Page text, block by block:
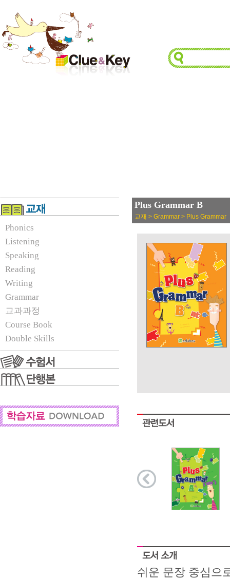
Phonics
Listening
Speaking
Reading
Writing
Grammar
교과과정
Course Book
Double Skills
Plus Grammar B
교재 > Grammar > Plus Grammar
쉬운 문장 중심으